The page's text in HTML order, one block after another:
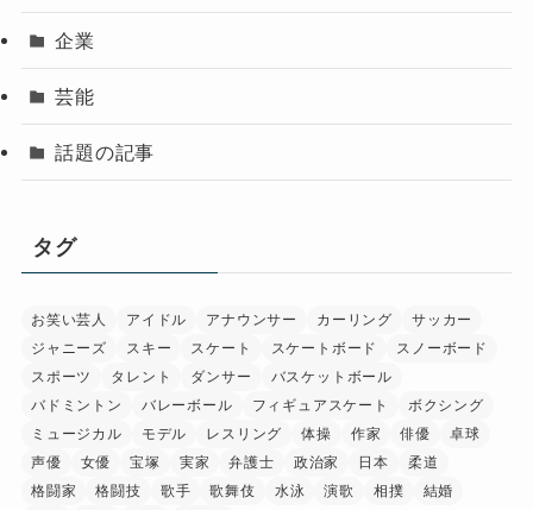
企業
芸能
話題の記事
タグ
お笑い芸人 アイドル アナウンサー カーリング
サッカー
ジャニーズ
スキー スケート スケートボード
スノーボード
スポーツ
タレント ダンサー
バスケットボール
バドミントン
バレーボール フィギュアスケート
ボクシング
ミュージカル
モデル レスリング 体操 作家 俳優
卓球
声優
女優 宝塚 実家 弁護士 政治家 日本
柔道
格闘家
格闘技 歌手 歌舞伎 水泳 演歌 相撲
結婚